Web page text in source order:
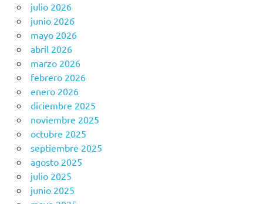
julio 2026
junio 2026
mayo 2026
abril 2026
marzo 2026
febrero 2026
enero 2026
diciembre 2025
noviembre 2025
octubre 2025
septiembre 2025
agosto 2025
julio 2025
junio 2025